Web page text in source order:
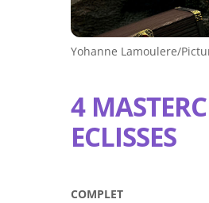
Yohanne Lamoulere/
4
ECLISSES
COMPLET